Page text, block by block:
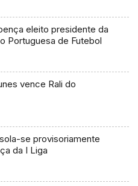
eleito presidente da
Portuguesa de Futebol
vence Rali do
se provisoriamente
da I Liga